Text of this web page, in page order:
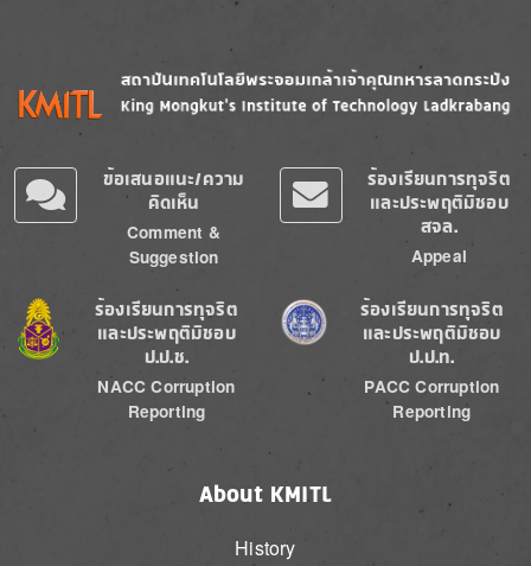
Image
ข้อเสนอแนะ/ความ
คิดเห็น
Comment &
Suggestion
ร้องเรียนการทุจริต
และประพฤติมิชอบ
สจล.
Appeal
Image
ร้องเรียนการทุจริต
และประพฤติมิชอบ
ป.ป.ช.
NACC Corruption
Reporting
Image
ร้องเรียนการทุจริต
และประพฤติมิชอบ
ป.ป.ท.
PACC Corruption
Reporting
About KMITL
History